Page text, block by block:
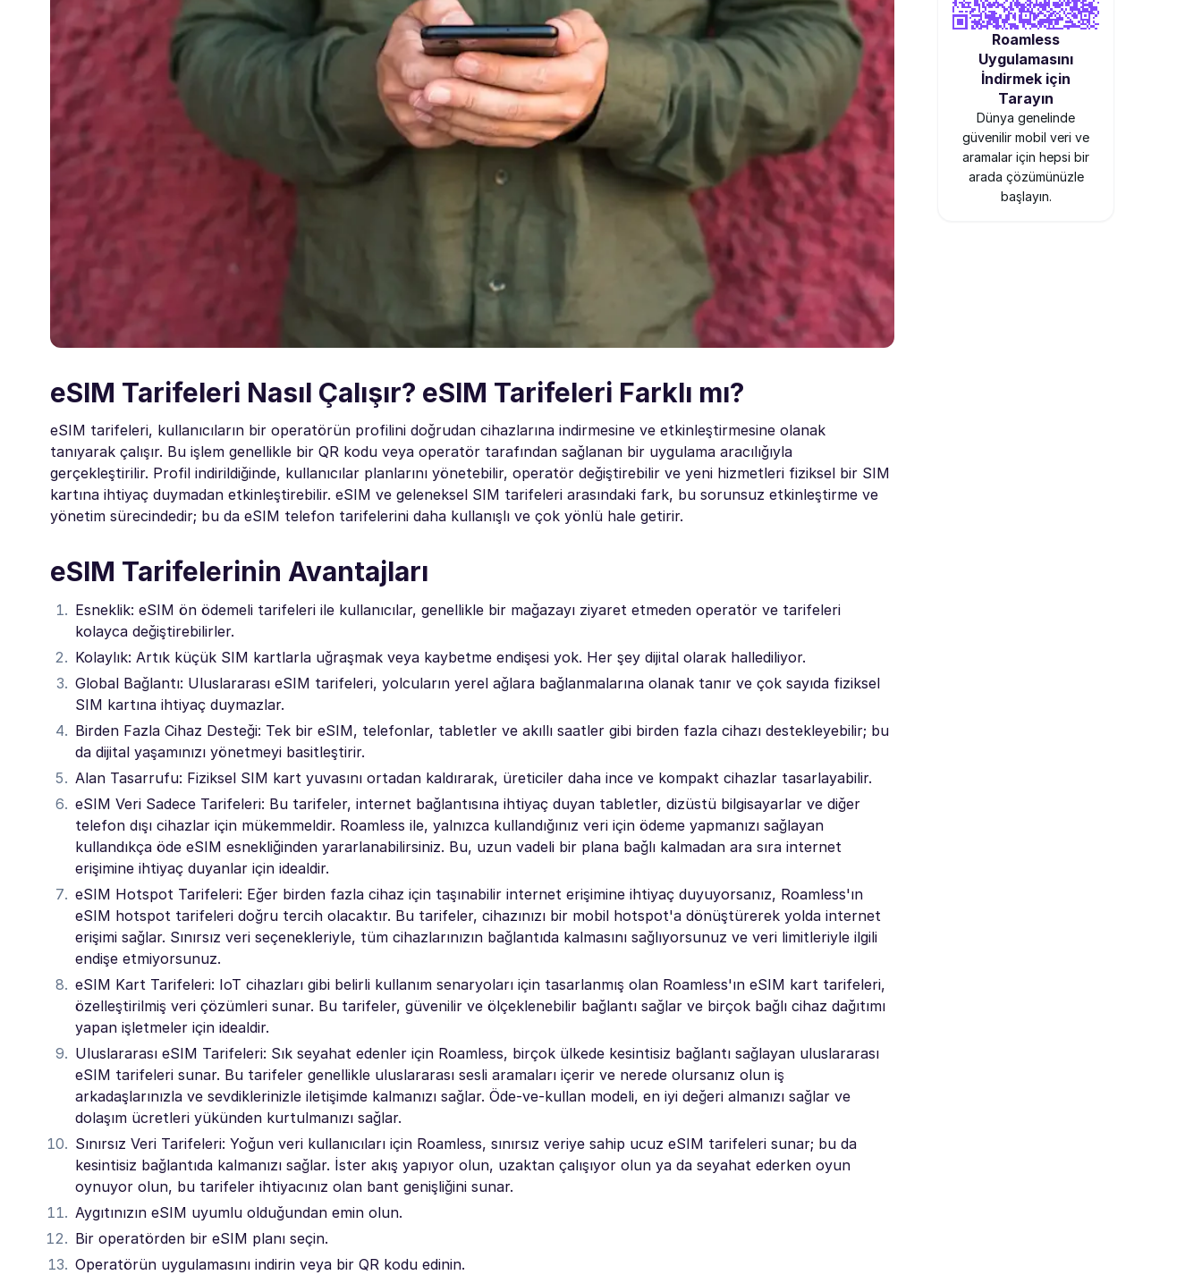
eSIM Tarifeleri Nasıl Çalışır? eSIM Tarifeleri Farklı mı?
eSIM tarifeleri, kullanıcıların bir operatörün profilini doğrudan cihazlarına indirmesine ve etkinleştirmesine olanak
tanıyarak çalışır. Bu işlem genellikle bir QR kodu veya operatör tarafından sağlanan bir uygulama aracılığıyla
gerçekleştirilir. Profil indirildiğinde, kullanıcılar planlarını yönetebilir, operatör değiştirebilir ve yeni hizmetleri fiziksel bir SIM
kartına ihtiyaç duymadan etkinleştirebilir. eSIM ve geleneksel SIM tarifeleri arasındaki fark, bu sorunsuz etkinleştirme ve
yönetim sürecindedir; bu da eSIM telefon tarifelerini daha kullanışlı ve çok yönlü hale getirir.
eSIM Tarifelerinin Avantajları
Esneklik: eSIM ön ödemeli tarifeleri ile kullanıcılar, genellikle bir mağazayı ziyaret etmeden operatör ve tarifeleri
kolayca değiştirebilirler.
Kolaylık: Artık küçük SIM kartlarla uğraşmak veya kaybetme endişesi yok. Her şey dijital olarak hallediliyor.
Global Bağlantı: Uluslararası eSIM tarifeleri, yolcuların yerel ağlara bağlanmalarına olanak tanır ve çok sayıda fiziksel
SIM kartına ihtiyaç duymazlar.
Birden Fazla Cihaz Desteği: Tek bir eSIM, telefonlar, tabletler ve akıllı saatler gibi birden fazla cihazı destekleyebilir; bu
da dijital yaşamınızı yönetmeyi basitleştirir.
Alan Tasarrufu: Fiziksel SIM kart yuvasını ortadan kaldırarak, üreticiler daha ince ve kompakt cihazlar tasarlayabilir.
eSIM Veri Sadece Tarifeleri: Bu tarifeler, internet bağlantısına ihtiyaç duyan tabletler, dizüstü bilgisayarlar ve diğer
telefon dışı cihazlar için mükemmeldir. Roamless ile, yalnızca kullandığınız veri için ödeme yapmanızı sağlayan
kullandıkça öde eSIM esnekliğinden yararlanabilirsiniz. Bu, uzun vadeli bir plana bağlı kalmadan ara sıra internet
erişimine ihtiyaç duyanlar için idealdir.
eSIM Hotspot Tarifeleri: Eğer birden fazla cihaz için taşınabilir internet erişimine ihtiyaç duyuyorsanız, Roamless'ın
eSIM hotspot tarifeleri doğru tercih olacaktır. Bu tarifeler, cihazınızı bir mobil hotspot'a dönüştürerek yolda internet
erişimi sağlar. Sınırsız veri seçenekleriyle, tüm cihazlarınızın bağlantıda kalmasını sağlıyorsunuz ve veri limitleriyle ilgili
endişe etmiyorsunuz.
eSIM Kart Tarifeleri: IoT cihazları gibi belirli kullanım senaryoları için tasarlanmış olan Roamless'ın eSIM kart tarifeleri,
özelleştirilmiş veri çözümleri sunar. Bu tarifeler, güvenilir ve ölçeklenebilir bağlantı sağlar ve birçok bağlı cihaz dağıtımı
yapan işletmeler için idealdir.
Uluslararası eSIM Tarifeleri: Sık seyahat edenler için Roamless, birçok ülkede kesintisiz bağlantı sağlayan uluslararası
eSIM tarifeleri sunar. Bu tarifeler genellikle uluslararası sesli aramaları içerir ve nerede olursanız olun iş
arkadaşlarınızla ve sevdiklerinizle iletişimde kalmanızı sağlar. Öde-ve-kullan modeli, en iyi değeri almanızı sağlar ve
dolaşım ücretleri yükünden kurtulmanızı sağlar.
Sınırsız Veri Tarifeleri: Yoğun veri kullanıcıları için Roamless, sınırsız veriye sahip ucuz eSIM tarifeleri sunar; bu da
kesintisiz bağlantıda kalmanızı sağlar. İster akış yapıyor olun, uzaktan çalışıyor olun ya da seyahat ederken oyun
oynuyor olun, bu tarifeler ihtiyacınız olan bant genişliğini sunar.
Aygıtınızın eSIM uyumlu olduğundan emin olun.
Bir operatörden bir eSIM planı seçin.
Operatörün uygulamasını indirin veya bir QR kodu edinin.
Roamless
Uygulamasını
İndirmek için
Tarayın
Dünya genelinde
güvenilir mobil veri ve
aramalar için hepsi bir
arada çözümünüzle
başlayın.